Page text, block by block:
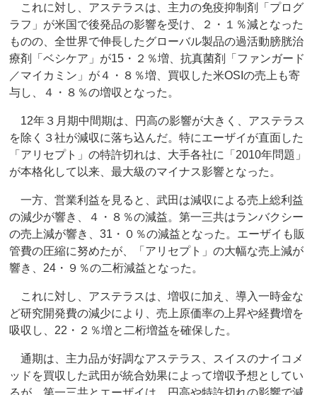
これに対し、アステラスは、主力の免疫抑制剤「プログ
ラフ」が米国で後発品の影響を受け、２・１％減となった
ものの、全世界で伸長したグローバル製品の過活動膀胱治
療剤「ベシケア」が15・２％増、抗真菌剤「ファンガード
／マイカミン」が４・８％増、買収した米OSIの売上も寄
与し、４・８％の増収となった。
12年３月期中間期は、円高の影響が大きく、アステラス
を除く３社が減収に落ち込んだ。特にエーザイが直面した
「アリセプト」の特許切れは、大手各社に「2010年問題」
が本格化して以来、最大級のマイナス影響となった。
一方、営業利益を見ると、武田は減収による売上総利益
の減少が響き、４・８％の減益。第一三共はランバクシー
の売上減が響き、31・０％の減益となった。エーザイも販
管費の圧縮に努めたが、「アリセプト」の大幅な売上減が
響き、24・９％の二桁減益となった。
これに対し、アステラスは、増収に加え、導入一時金な
ど研究開発費の減少により、売上原価率の上昇や経費増を
吸収し、22・２％増と二桁増益を確保した。
通期は、主力品が好調なアステラス、スイスのナイコメ
ッドを買収した武田が統合効果によって増収予想としてい
るが、第一三共とエーザイは、円高や特許切れの影響で減